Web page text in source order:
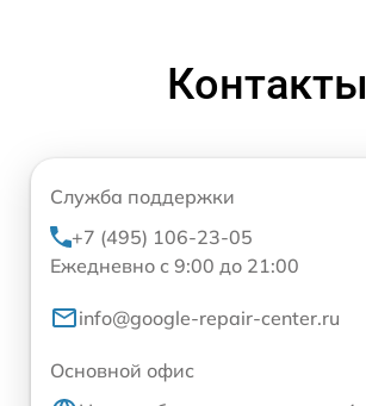
Контакты
Служба поддержки
+7 (495) 106-23-05
Ежедневно с 9:00 до 21:00
info@google-repair-center.ru
Основной офис